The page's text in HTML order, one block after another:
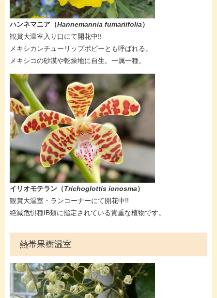
​ハンネマニア（Hannemannia fumariifolia）
​観賞大温室入り口にて開花中!!
メキシカンチューリップポピーとも呼ばれる。
メキシコの砂漠や乾燥地に自生。一属一種。
イリオモテラン（Trichoglottis ionosma）
​​観賞大温室・ランコーナーにて開花中!!
絶滅危惧種IB類に指定されている貴重な植物です。
熱帯果樹温室